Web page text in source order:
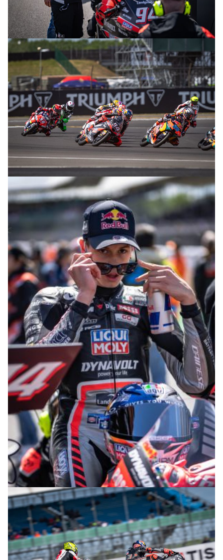
© R. Lekl
© R. Lekl
© R. Lekl